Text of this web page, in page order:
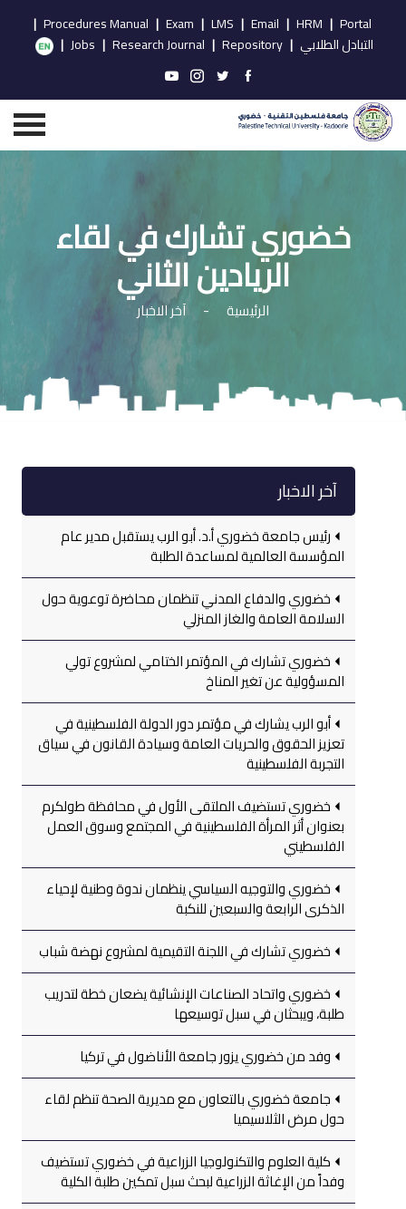
Portal
|
HRM
|
Email
|
LMS
|
Exam
|
Procedures Manual
|
التبادل الطلابي |
Repository
|
Research Journal
|
Jobs
|
خضوري تشارك في لقاء
الريادين الثاني
الرئيسية - آخر الاخبار
آخر الاخبار
رئيس جامعة خضوري أ.د. أبو الرب يستقبل مدير عام
المؤسسة العالمية لمساعدة الطلبة
خضوري والدفاع المدني تنظمان محاضرة توعوية حول
السلامة العامة والغاز المنزلي
خضوري تشارك في المؤتمر الختامي لمشروع تولي
المسؤولية عن تغير المناخ
أبو الرب يشارك في مؤتمر دور الدولة الفلسطينية في
تعزيز الحقوق والحريات العامة وسيادة القانون في سياق
التجربة الفلسطينية
خضوري تستضيف الملتقى الأول في محافظة طولكرم
بعنوان أثر المرأة الفلسطينية في المجتمع وسوق العمل
الفلسطيني
خضوري والتوجيه السياسي ينظمان ندوة وطنية لإحياء
الذكرى الرابعة والسبعين للنكبة
خضوري تشارك في اللجنة التقيمية لمشروع نهضة شباب
خضوري واتحاد الصناعات الإنشائية يضعان خطة لتدريب
طلبة، ويبحثان في سبل توسيعها
وفد من خضوري يزور جامعة الأناضول في تركيا
جامعة خضوري بالتعاون مع مديرية الصحة تنظم لقاء
حول مرض الثلاسيميا
كلية العلوم والتكنولوجيا الزراعية في خضوري تستضيف
وفداً من الإغاثة الزراعية لبحث سبل تمكين طلبة الكلية